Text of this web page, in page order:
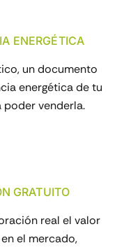
ENERGÉTICA
un documento
energética de tu
venderla.
GRATUITO
real el valor
el mercado,